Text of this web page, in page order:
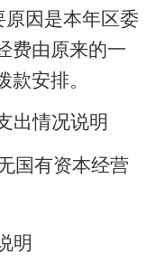
原因是本年区委
费由原来的一
款安排。
出情况说明
国有资本经营
明